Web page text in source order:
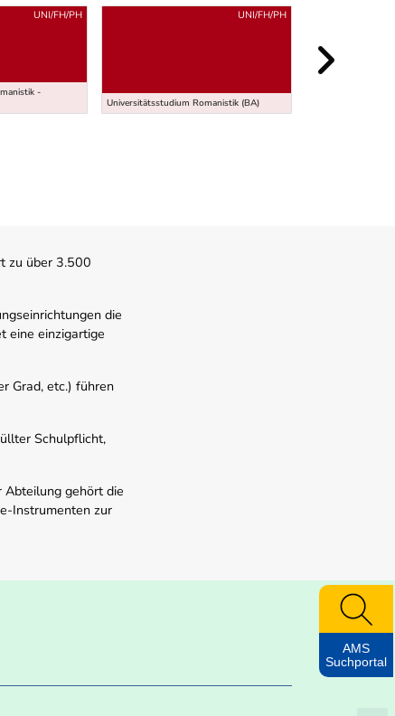
-
UNI/FH/PH
Universitätsstudium Romanistik (BA)
UNI/FH/PH
zu über 3.500
die
eine einzigartige
Grad, etc.) führen
Schulpflicht,
Abteilung gehört die
Instrumenten zur
AMS
Suchportal